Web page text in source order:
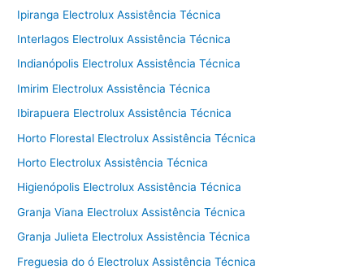
Ipiranga Electrolux Assistência Técnica
Interlagos Electrolux Assistência Técnica
Indianópolis Electrolux Assistência Técnica
Imirim Electrolux Assistência Técnica
Ibirapuera Electrolux Assistência Técnica
Horto Florestal Electrolux Assistência Técnica
Horto Electrolux Assistência Técnica
Higienópolis Electrolux Assistência Técnica
Granja Viana Electrolux Assistência Técnica
Granja Julieta Electrolux Assistência Técnica
Freguesia do ó Electrolux Assistência Técnica